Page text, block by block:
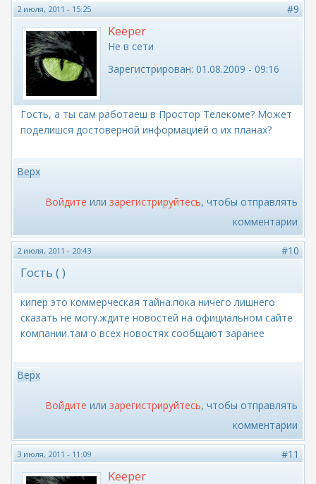
2 июля, 2011 - 15:25 #9
Keeper
Не в сети
Зарегистрирован: 01.08.2009 - 09:16
Гость, а ты сам работаеш в Простор Телекоме? Может
поделишся достоверной информацией о их планах?
Верх
Войдите или зарегистрируйтесь, чтобы отправлять
комментарии
2 июля, 2011 - 20:43 #10
Гость ( )
кипер это коммерческая тайна.пока ничего лишнего
сказать не могу.ждите новостей на официальном сайте
компании.там о всех новостях сообщают заранее
Верх
Войдите или зарегистрируйтесь, чтобы отправлять
комментарии
3 июля, 2011 - 11:09 #11
Keeper